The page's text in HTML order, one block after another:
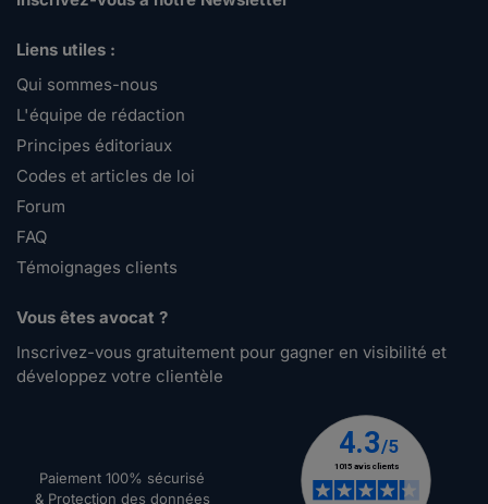
Liens utiles :
Qui sommes-nous
L'équipe de rédaction
Principes éditoriaux
Codes et articles de loi
Forum
FAQ
Témoignages clients
Vous êtes avocat ?
Inscrivez-vous gratuitement pour gagner en visibilité et
développez votre clientèle
Paiement 100% sécurisé
& Protection des données